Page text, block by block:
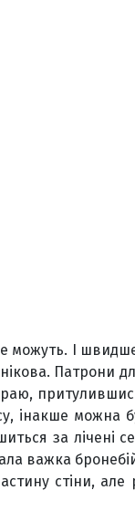
можуть. І
Патрони
інакше можна
за лічені
важка
стіни,